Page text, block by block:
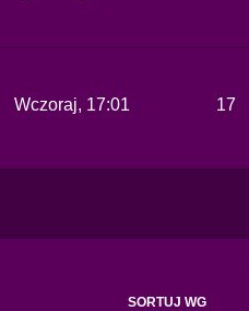
Wczoraj, 17:01 17
SORTUJ WG